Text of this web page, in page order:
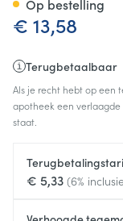
€ 13,58
Terugbetaalbaar
Als je recht hebt op een
apotheek een
staat.
€ 5,33 (6%
Op bestelling